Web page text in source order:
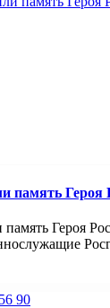
память Героя
память Героя
90